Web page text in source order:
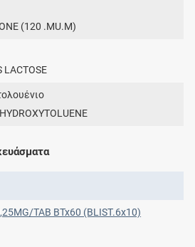
(120 .MU.M)
LACTOSE
TAB BTx60 (BLIST.6x10)